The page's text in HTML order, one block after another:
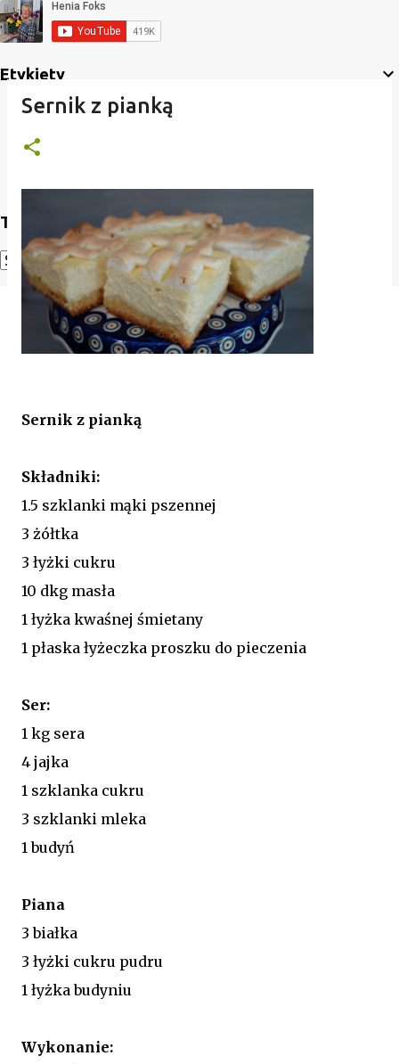
Etykiety
Translate
Powered by Translate
Sernik z pianką
Sernik z pianką
Składniki:
1.5 szklanki mąki pszennej
3 żółtka
3 łyżki cukru
10 dkg masła
1 łyżka kwaśnej śmietany
1 płaska łyżeczka proszku do pieczenia
Ser:
1 kg sera
4 jajka
1 szklanka cukru
3 szklanki mleka
1 budyń
Piana
3 białka
3 łyżki cukru pudru
1 łyżka budyniu
Wykonanie: